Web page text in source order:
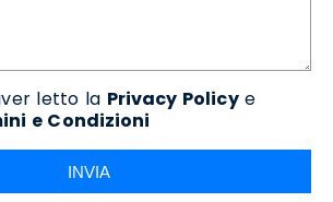
letto la Privacy Policye
e Condizioni
INVIA